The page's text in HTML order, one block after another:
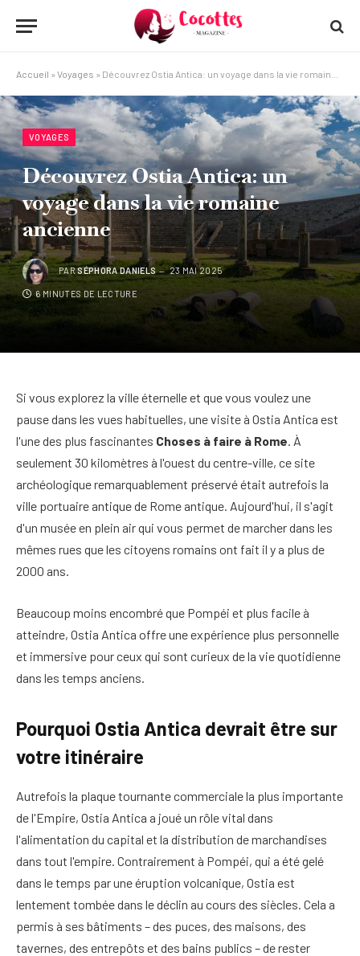
Accueil » Voyages » Découvrez Ostia Antica: un voyage dans la vie romaine ancienne
VOYAGES
Découvrez Ostia Antica: un
voyage dans la vie romaine
ancienne
PARSÉPHORA DANIELS 23 MAI 2025
6 MINUTES DE LECTURE
Si vous explorez la ville éternelle et que vous voulez une
pause dans les vues habituelles, une visite à Ostia Antica est
l'une des plus fascinantes Choses à faire à Rome. À
seulement 30 kilomètres à l'ouest du centre-ville, ce site
archéologique remarquablement préservé était autrefois la
ville portuaire antique de Rome antique. Aujourd'hui, il s'agit
d'un musée en plein air qui vous permet de marcher dans les
mêmes rues que les citoyens romains ont fait il y a plus de
2000 ans.
Beaucoup moins encombré que Pompéi et plus facile à
atteindre, Ostia Antica offre une expérience plus personnelle
et immersive pour ceux qui sont curieux de la vie quotidienne
dans les temps anciens.
Pourquoi Ostia Antica devrait être sur
votre itinéraire
Autrefois la plaque tournante commerciale la plus importante
de l'Empire, Ostia Antica a joué un rôle vital dans
l'alimentation du capital et la distribution de marchandises
dans tout l'empire. Contrairement à Pompéi, qui a été gelé
dans le temps par une éruption volcanique, Ostia est
lentement tombée dans le déclin au cours des siècles. Cela a
permis à ses bâtiments – des puces, des maisons, des
tavernes, des entrepôts et des bains publics – de rester